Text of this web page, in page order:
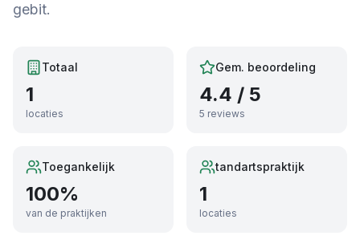
gebit.
Totaal
1
locaties
Gem. beoordeling
4.4 / 5
5 reviews
Toegankelijk
100%
van de praktijken
tandartspraktijk
1
locaties